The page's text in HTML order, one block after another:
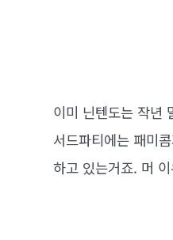
이미 닌텐도는 작년
서드파티에는 패미
하고 있는거죠. 머